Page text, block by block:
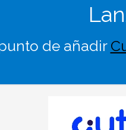
de añadir